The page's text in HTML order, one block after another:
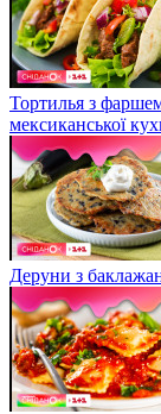
Тортилья з
мексиканської
Деруни з